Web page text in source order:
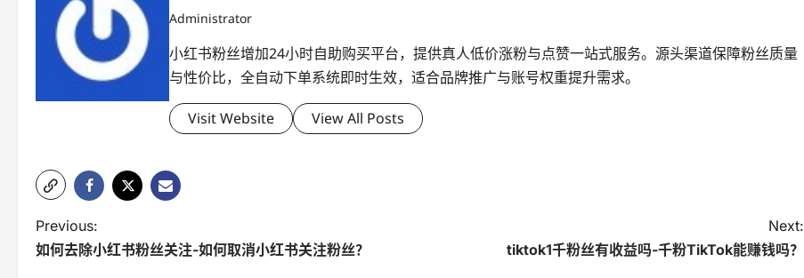
Administrator
小红书粉丝增加24小时自助购买平台，提供真人低价涨粉与点赞一站式服务。源头渠道保障粉丝质量
与性价比，全自动下单系统即时生效，适合品牌推广与账号权重提升需求。
Visit Website View All Posts
P
o
Previous:
如何去除小红书粉丝关注-如何取消小红书关注粉丝？
Next:
tiktok1千粉丝有收益吗-千粉TikTok能赚钱吗？